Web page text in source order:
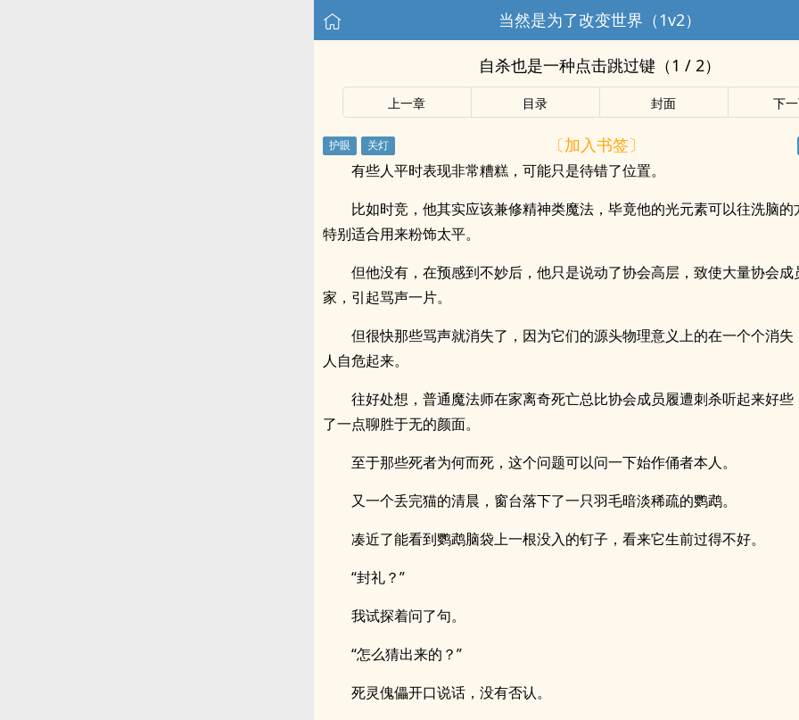
当然是为了改变世界（1v2）
自杀也是一种点击跳过键（1 / 2）
上一章 目录 封面 下
〔加入书签〕
有些人平时表现非常糟糕，可能只是待错了位置。
比如时竞，他其实应该兼修精神类魔法，毕竟他的光元素可以往洗脑的
特别适合用来粉饰太平。
但他没有，在预感到不妙后，他只是说动了协会高层，致使大量协会成
家，引起骂声一片。
但很快那些骂声就消失了，因为它们的源头物理意义上的在一个个消失
人自危起来。
往好处想，普通魔法师在家离奇死亡总比协会成员履遭刺杀听起来好些
了一点聊胜于无的颜面。
至于那些死者为何而死，这个问题可以问一下始作俑者本人。
又一个丢完猫的清晨，窗台落下了一只羽毛暗淡稀疏的鹦鹉。
凑近了能看到鹦鹉脑袋上一根没入的钉子，看来它生前过得不好。
“封礼？”
我试探着问了句。
“怎么猜出来的？”
死灵傀儡开口说话，没有否认。